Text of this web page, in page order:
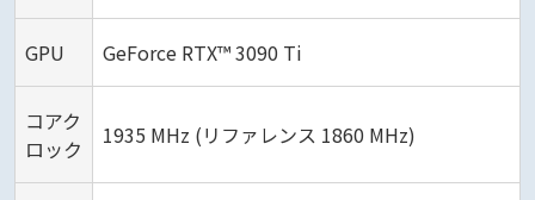
GPU GeForce RTX™ 3090 Ti
コアク
ロック
1935 MHz (リファレンス 1860 MHz)